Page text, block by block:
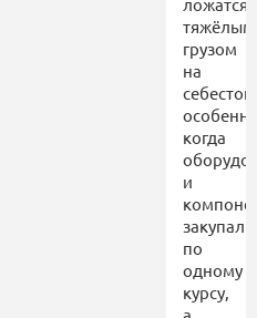
тяжёлым
грузом
на
когда
и
по
одному
курсу,